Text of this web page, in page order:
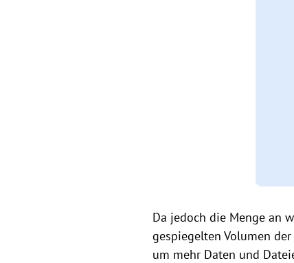
Da jedoch die Menge an
gespiegelten Volumen
um mehr Daten und